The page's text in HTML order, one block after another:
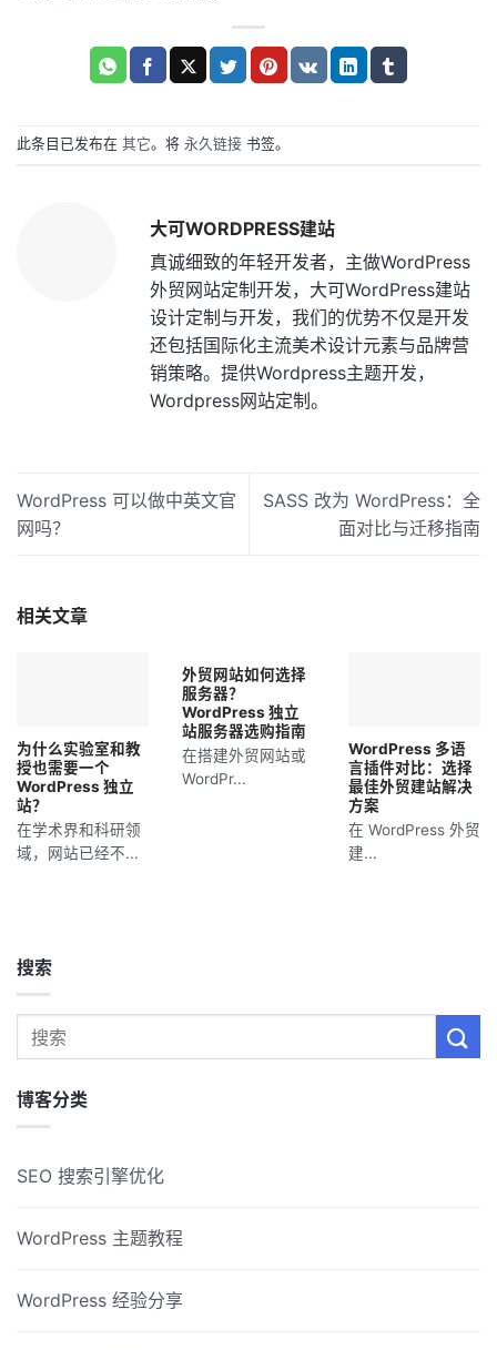
此条目已发布在 其它。将 永久链接 书签。
大可WORDPRESS建站
真诚细致的年轻开发者，主做WordPress
外贸网站定制开发，大可WordPress建站
设计定制与开发，我们的优势不仅是开发
还包括国际化主流美术设计元素与品牌营
销策略。提供Wordpress主题开发，
Wordpress网站定制。
WordPress 可以做中英文官
网吗？
SASS 改为 WordPress：全
面对比与迁移指南
相关文章
为什么实验室和教
授也需要一个
WordPress 独立
站？
在学术界和科研领
域，网站已经不...
外贸网站如何选择
服务器？
WordPress 独立
站服务器选购指南
在搭建外贸网站或
WordPr...
WordPress 多语
言插件对比：选择
最佳外贸建站解决
方案
在 WordPress 外贸
建...
搜索
博客分类
SEO 搜索引擎优化
WordPress 主题教程
WordPress 经验分享